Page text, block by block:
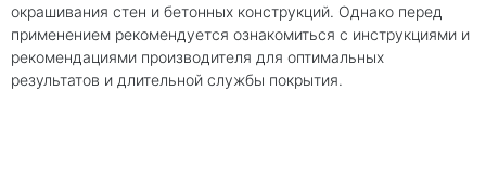
окрашивания стен и бетонных конструкций. Однако перед
применением рекомендуется ознакомиться с инструкциями и
рекомендациями производителя для оптимальных
результатов и длительной службы покрытия.